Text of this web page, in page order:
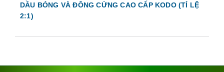
DẦU BÓNG VÀ ĐÔNG CỨNG CAO CẤP KODO (TỈ LỆ
2:1)